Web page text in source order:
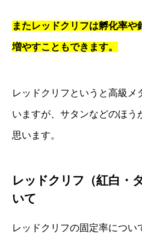
またレッドクリフは孵化率
増やすこともできます。
レッドクリフというと高級メ
いますが、サタンなどのほう
思います。
レッドクリフ（紅白・
いて
レッドクリフの固定率につい